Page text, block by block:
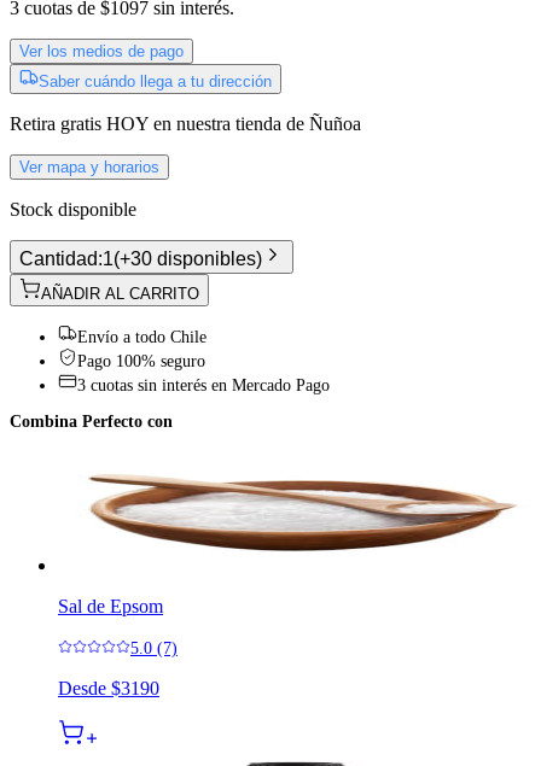
3 cuotas de $1097 sin interés.
Ver los medios de pago
Saber cuándo llega a tu dirección
Retira gratis HOY en nuestra tienda de Ñuñoa
Ver mapa y horarios
Stock disponible
Cantidad:1(+30 disponibles)
AÑADIR AL CARRITO
Envío a todo Chile
Pago 100% seguro
3 cuotas sin interés en Mercado Pago
Combina Perfecto con
Sal de Epsom
5.0 (7)
Desde $3190